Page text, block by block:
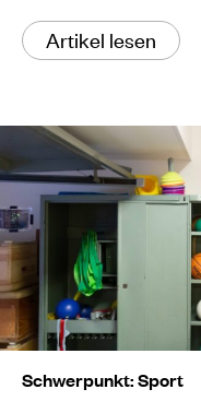
Artikel lesen
Schwerpunkt: Sport